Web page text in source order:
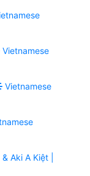
Vietnamese
Vietnamese
Aki A Kiệt |